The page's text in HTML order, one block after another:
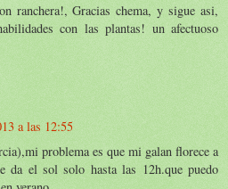
ranchera!, Gracias chema, y sigue asi,
con las plantas! un afectuoso
a las 12:55
problema es que mi galan florece a
da el sol solo hasta las 12h.que puedo